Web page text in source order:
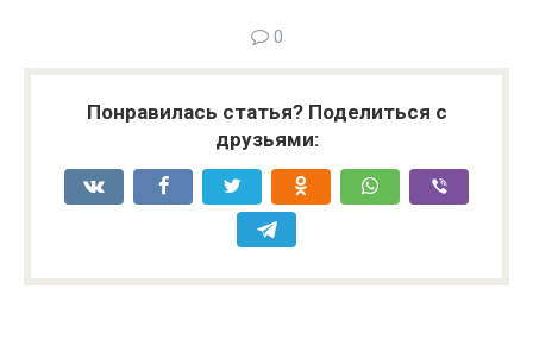
0
Понравилась статья? Поделиться с
друзьями: